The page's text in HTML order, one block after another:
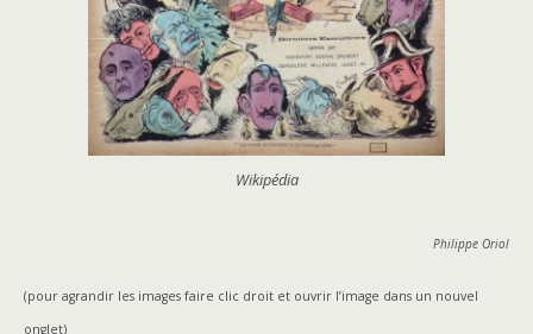
Wikipédia
Philippe Oriol
(pour agrandir les images faire clic droit et ouvrir l’image dans un nouvel
onglet)